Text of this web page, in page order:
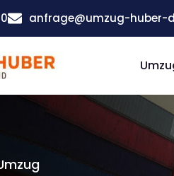
anfrage@umzug-huber-